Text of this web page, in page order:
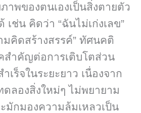
าพของตนเองเป็นสิ่งตายตัว
เช่น คิดว่า “ฉันไม่เก่งเลข”
คิดสร้างสรรค์” ทัศนคติ
สำคัญต่อการเติบโตส่วน
ร็จในระยะยาว เนื่องจาก
ดลองสิ่งใหม่ๆ ไม่พยายาม
มักมองความล้มเหลวเป็น